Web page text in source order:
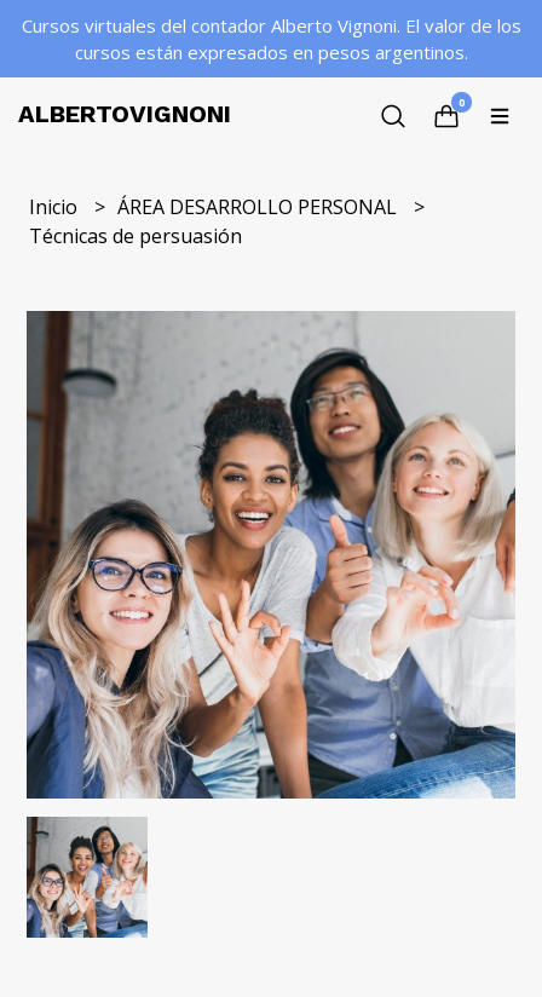
Cursos virtuales del contador Alberto Vignoni. El valor de los
cursos están expresados en pesos argentinos.
ALBERTOVIGNONI 0
Inicio
ÁREA DESARROLLO PERSONAL
Técnicas de persuasión